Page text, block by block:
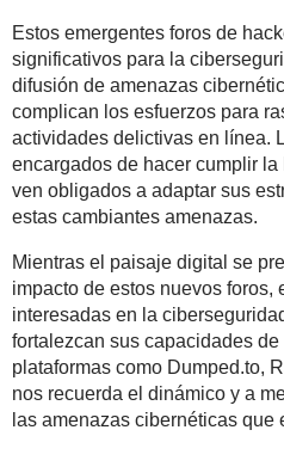
Estos emergentes foros de
significativos para la
difusión de amenazas
complican los esfuerzos para
actividades delictivas en línea.
encargados de hacer cumplir
ven obligados a adaptar sus
estas cambiantes amenazas.
Mientras el paisaje digital se
impacto de estos nuevos foros,
interesadas en la
fortalezcan sus capacidades
plataformas como Dumped.to,
nos recuerda el dinámico y a
las amenazas cibernéticas que